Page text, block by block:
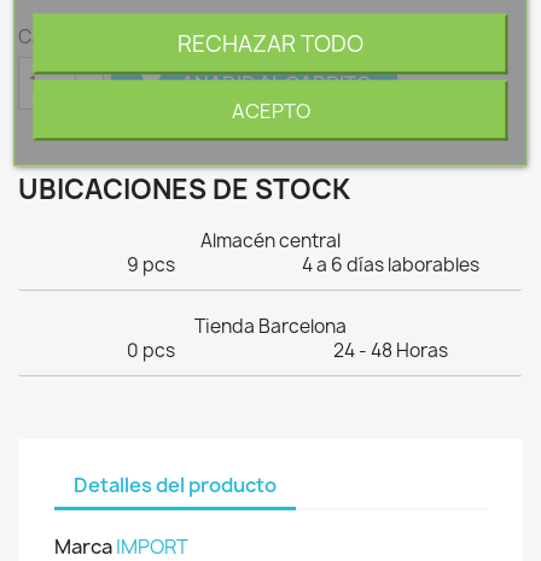
Cantidad
 AÑADIR AL CARRITO
UBICACIONES DE STOCK
Almacén central
9 pcs
4 a 6 días laborables
Tienda Barcelona
0 pcs
24 - 48 Horas
Detalles del producto
MarcaIMPORT
RECHAZAR TODO
ACEPTO